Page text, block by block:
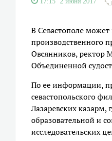
В Севастополе
производственного
Овсянников, ректор
Объединенной
По ее информации,
севастопольского
Лазаревских
образовательной и
исследовательских